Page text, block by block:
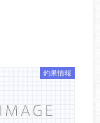
釣果情報